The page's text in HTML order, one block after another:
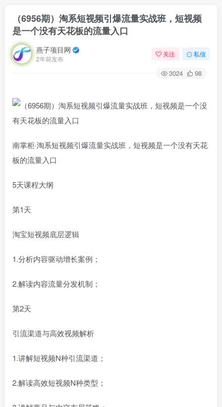
（6956期）淘系短视频引爆流量实战班，​短视频
是一个没有天花板的流量入口
燕子项目网
2年前发布
关注 私信
3024 98
南掌柜·淘系短视频引爆流量实战班，​短视频是一个没有天花
板的流量入口
5天课程大纲
第1天
淘宝短视频底层逻辑
1.分析内容驱动增长案例；
2.解读内容流量分发机制；
第2天
引流渠道与高效视频解析
1.讲解短视频N种引流渠道；
2.解读高效短视频N种类型；